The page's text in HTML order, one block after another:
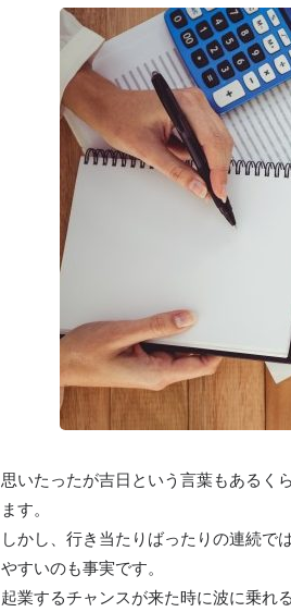
思いたったが吉日という言葉もあるく
ます。
しかし、行き当たりばったりの連続で
やすいのも事実です。
起業するチャンスが来た時に波に乗れ